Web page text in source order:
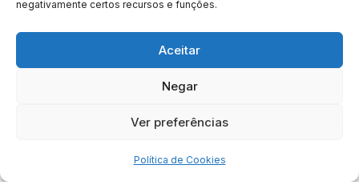
negativamente certos recursos e funções.
Aceitar
Negar
Ver preferências
Política de Cookies
Uncategorized
SOBRE BRASIL
Copyright © 2020 - 2023 | Arresala Noticias™